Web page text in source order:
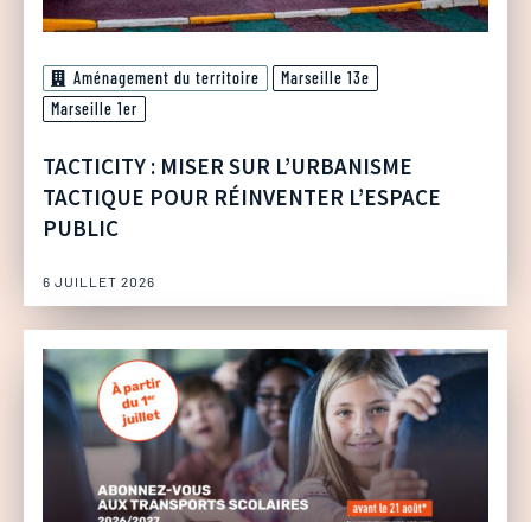
Aménagement du territoire
Marseille 13e
Marseille 1er
TACTICITY : MISER SUR L’URBANISME
TACTIQUE POUR RÉINVENTER L’ESPACE
PUBLIC
6 JUILLET 2026